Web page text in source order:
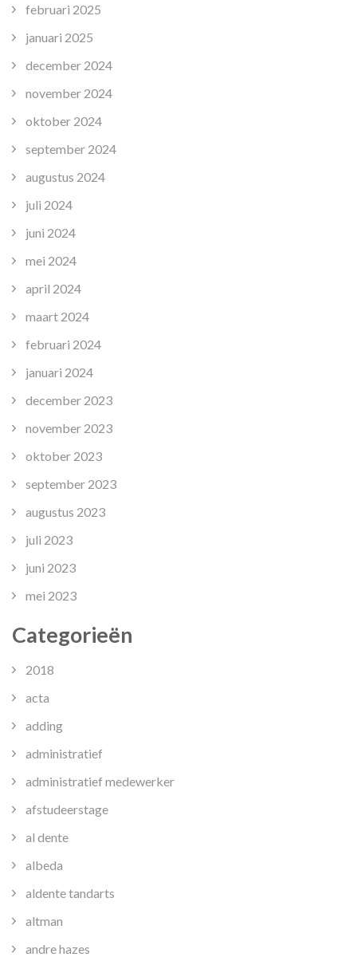
februari 2025
januari 2025
december 2024
november 2024
oktober 2024
september 2024
augustus 2024
juli 2024
juni 2024
mei 2024
april 2024
maart 2024
februari 2024
januari 2024
december 2023
november 2023
oktober 2023
september 2023
augustus 2023
juli 2023
juni 2023
mei 2023
Categorieën
2018
acta
adding
administratief
administratief medewerker
afstudeerstage
al dente
albeda
aldente tandarts
altman
andre hazes